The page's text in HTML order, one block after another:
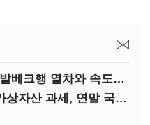
(잃어버린 경영을 찾아서)발베크행 열차와 속도의 환상: 디지털 전환과 물류 혁신의 포용적 노동 전략
[디지털애셋]‘내년 시행’ 가상자산 과세, 연말 국회 문턱 넘을까